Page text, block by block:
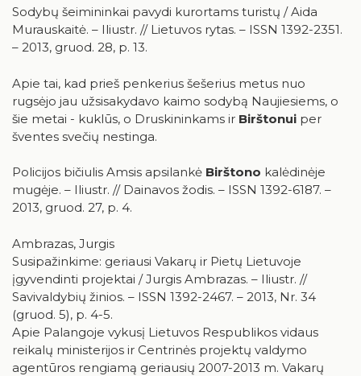
Birštonas medijose
Kaip tapti skaitytoju?
Naujienos/Renginiai
Knygų rekomendacijos
Muzikos įrašai, filmai
Žaidimai
RUGPJŪTIS 2026
Kraštotyros dokumentų fondas
Birštonas medijose
Birštonas spaudoje
Birštonas internete
Sodybų šeimininkai pavydi kurortams turistų / Aida
Murauskaitė. – Iliustr. // Lietuvos rytas. – ISSN 1392-2351.
– 2013, gruod. 28, p. 13.
Apie tai, kad prieš penkerius šešerius metus nuo
rugsėjo jau užsisakydavo kaimo sodybą Naujiesiems, o
šie metai - kuklūs, o Druskininkams ir Birštonui per
šventes svečių nestinga.
Policijos bičiulis Amsis apsilankė Birštono kalėdinėje
mugėje. – Iliustr. // Dainavos žodis. – ISSN 1392-6187. –
2013, gruod. 27, p. 4.
Ambrazas, Jurgis
Susipažinkime: geriausi Vakarų ir Pietų Lietuvoje
įgyvendinti projektai / Jurgis Ambrazas. – Iliustr. //
Savivaldybių žinios. – ISSN 1392-2467. – 2013, Nr. 34
(gruod. 5), p. 4-5.
Apie Palangoje vykusį Lietuvos Respublikos vidaus
reikalų ministerijos ir Centrinės projektų valdymo
agentūros rengiamą geriausių 2007-2013 m. Vakarų